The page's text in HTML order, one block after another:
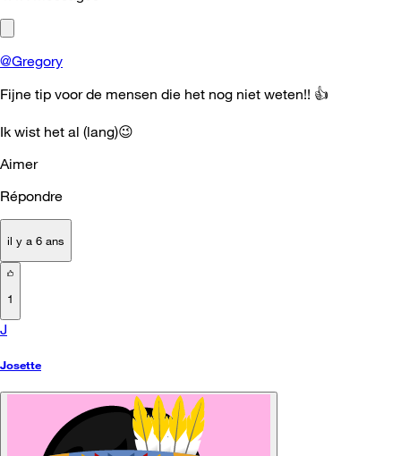
@Gregory
Fijne tip voor de mensen die het nog niet weten!! 👍
Ik wist het al (lang)😉
Aimer
Répondre
il y a 6 ans
1
J
Josette